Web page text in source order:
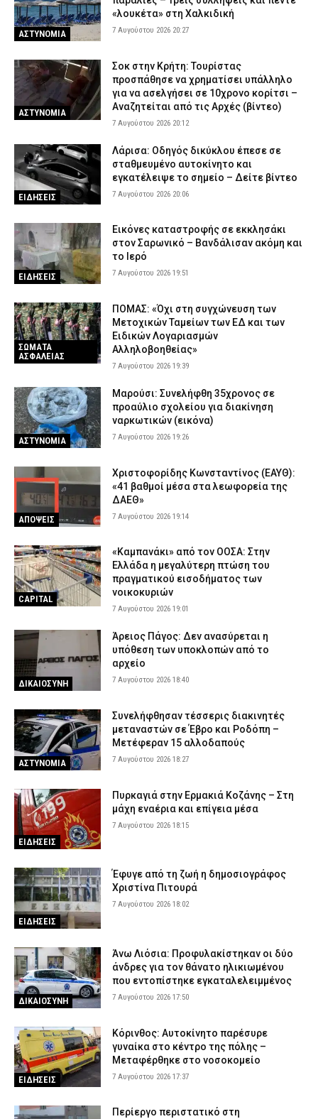
ΑΣΤΥΝΟΜΙΑ
«λουκέτα» στη Χαλκιδική
7 Αυγούστου 2026 20:27
ΑΣΤΥΝΟΜΙΑ
Σοκ στην Κρήτη: Τουρίστας
προσπάθησε να χρηματίσει υπάλληλο
για να ασελγήσει σε 10χρονο κορίτσι –
Αναζητείται από τις Αρχές (βίντεο)
7 Αυγούστου 2026 20:12
ΕΙΔΗΣΕΙΣ
Λάρισα: Οδηγός δικύκλου έπεσε σε
σταθμευμένο αυτοκίνητο και
εγκατέλειψε το σημείο – Δείτε βίντεο
7 Αυγούστου 2026 20:06
ΕΙΔΗΣΕΙΣ
Εικόνες καταστροφής σε εκκλησάκι
στον Σαρωνικό – Βανδάλισαν ακόμη και
το Ιερό
7 Αυγούστου 2026 19:51
ΣΩΜΑΤΑ
ΑΣΦΑΛΕΙΑΣ
ΠΟΜΑΣ: «Όχι στη συγχώνευση των
Μετοχικών Ταμείων των ΕΔ και των
Ειδικών Λογαριασμών
Αλληλοβοηθείας»
7 Αυγούστου 2026 19:39
ΑΣΤΥΝΟΜΙΑ
Μαρούσι: Συνελήφθη 35χρονος σε
προαύλιο σχολείου για διακίνηση
ναρκωτικών (εικόνα)
7 Αυγούστου 2026 19:26
ΑΠΟΨΕΙΣ
Χριστοφορίδης Κωνσταντίνος (ΕΑΥΘ):
«41 βαθμοί μέσα στα λεωφορεία της
ΔΑΕΘ»
7 Αυγούστου 2026 19:14
CAPITAL
«Καμπανάκι» από τον ΟΟΣΑ: Στην
Ελλάδα η μεγαλύτερη πτώση του
πραγματικού εισοδήματος των
νοικοκυριών
7 Αυγούστου 2026 19:01
ΔΙΚΑΙΟΣΥΝΗ
Άρειος Πάγος: Δεν ανασύρεται η
υπόθεση των υποκλοπών από το
αρχείο
7 Αυγούστου 2026 18:40
ΑΣΤΥΝΟΜΙΑ
Συνελήφθησαν τέσσερις διακινητές
μεταναστών σε Έβρο και Ροδόπη –
Μετέφεραν 15 αλλοδαπούς
7 Αυγούστου 2026 18:27
ΕΙΔΗΣΕΙΣ
Πυρκαγιά στην Ερμακιά Κοζάνης – Στη
μάχη εναέρια και επίγεια μέσα
7 Αυγούστου 2026 18:15
ΕΙΔΗΣΕΙΣ
Έφυγε από τη ζωή η δημοσιογράφος
Χριστίνα Πιτουρά
7 Αυγούστου 2026 18:02
ΔΙΚΑΙΟΣΥΝΗ
Άνω Λιόσια: Προφυλακίστηκαν οι δύο
άνδρες για τον θάνατο ηλικιωμένου
που εντοπίστηκε εγκαταλελειμμένος
7 Αυγούστου 2026 17:50
ΕΙΔΗΣΕΙΣ
Κόρινθος: Αυτοκίνητο παρέσυρε
γυναίκα στο κέντρο της πόλης –
Μεταφέρθηκε στο νοσοκομείο
7 Αυγούστου 2026 17:37
Περίεργο περιστατικό στη